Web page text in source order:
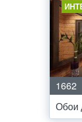
1662
Обои